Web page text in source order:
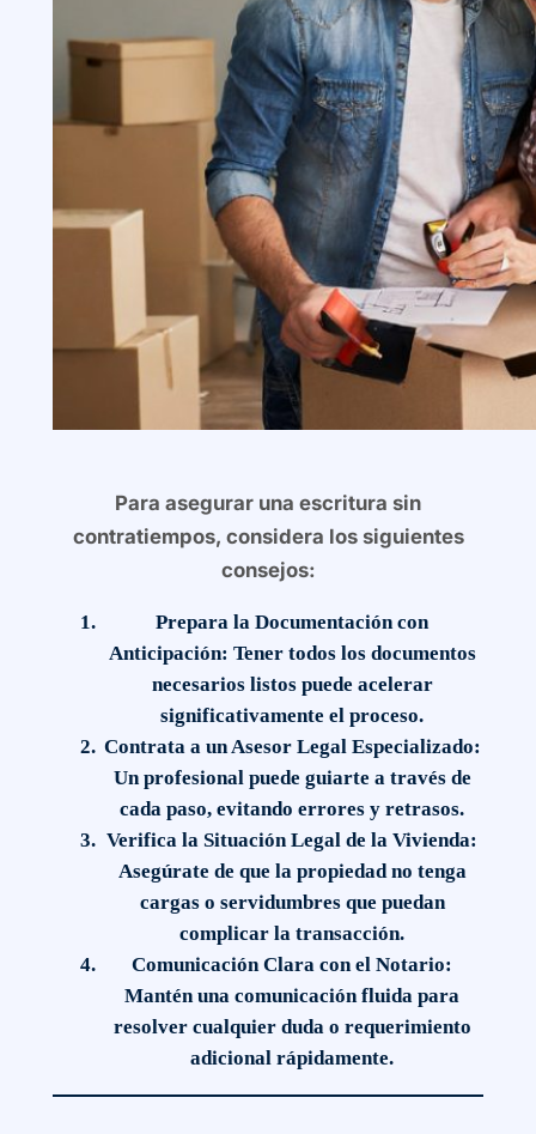
Para asegurar una escritura sin
contratiempos, considera los siguientes
consejos:
Prepara la Documentación con
Anticipación: Tener todos los documentos
necesarios listos puede acelerar
significativamente el proceso.
Contrata a un Asesor Legal Especializado:
Un profesional puede guiarte a través de
cada paso, evitando errores y retrasos.
Verifica la Situación Legal de la Vivienda:
Asegúrate de que la propiedad no tenga
cargas o servidumbres que puedan
complicar la transacción.
Comunicación Clara con el Notario:
Mantén una comunicación fluida para
resolver cualquier duda o requerimiento
adicional rápidamente.